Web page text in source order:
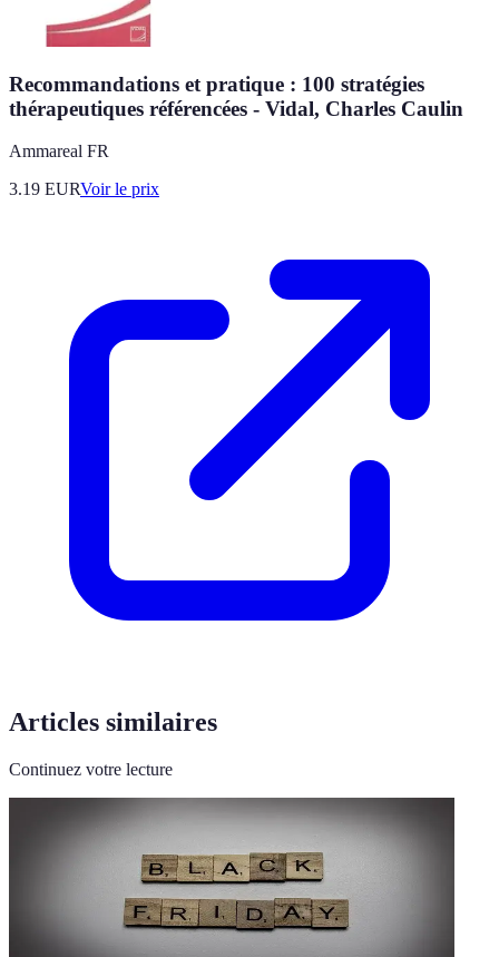
Recommandations et pratique : 100 stratégies
thérapeutiques référencées - Vidal, Charles Caulin
Ammareal FR
3.19 EURVoir le prix
Articles similaires
Continuez votre lecture